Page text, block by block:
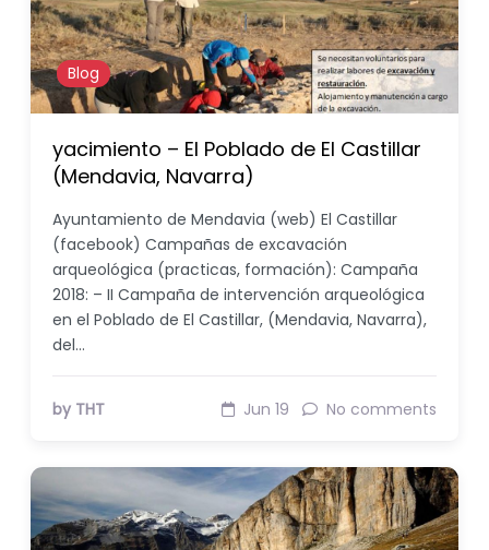
Blog
yacimiento – El Poblado de El Castillar
(Mendavia, Navarra)
Ayuntamiento de Mendavia (web) El Castillar
(facebook) Campañas de excavación
arqueológica (practicas, formación): Campaña
2018: – II Campaña de intervención arqueológica
en el Poblado de El Castillar, (Mendavia, Navarra),
del…
by THT Jun 19 No comments